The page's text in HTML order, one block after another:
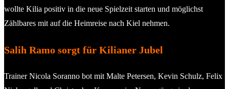
wollte Kilia positiv in die neue Spielzeit starten und möglichst
Zählbares mit auf die Heimreise nach Kiel nehmen.
Salih Ramo sorgt für Kilianer Jubel
Trainer Nicola Soranno bot mit Malte Petersen, Kevin Schulz, Felix